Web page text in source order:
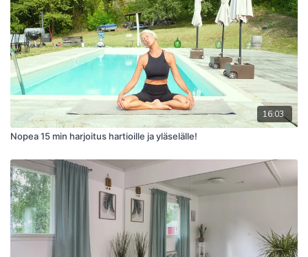
16:03
Nopea 15 min harjoitus hartioille ja yläselälle!